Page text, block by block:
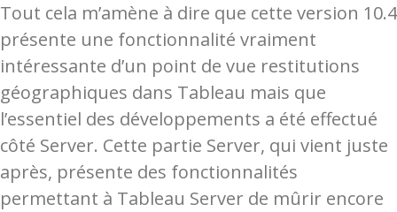
Tout cela m’amène à dire que cette version 10.4
présente une fonctionnalité vraiment
intéressante d’un point de vue restitutions
géographiques dans Tableau mais que
l’essentiel des développements a été effectué
côté Server. Cette partie Server, qui vient juste
après, présente des fonctionnalités
permettant à Tableau Server de mûrir encore